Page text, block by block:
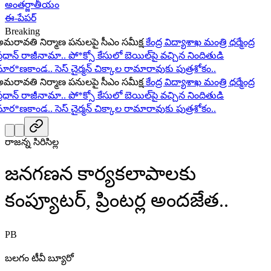
అంతర్జాతీయం
ఈ-పేపర్
Breaking
నిర్మాణ పనులపై సీఎం సమీక్ష కేంద్ర విద్యాశాఖ మంత్రి ధర్మేంద్ర
రాజీనామా.. పో*క్సో కేసులో బెయిల్‌పై వచ్చిన నిందితుడి
సెస్ చైర్మన్ చిక్కాల రామారావుకు పుత్రశోకం..
నిర్మాణ పనులపై సీఎం సమీక్ష కేంద్ర విద్యాశాఖ మంత్రి ధర్మేంద్ర
రాజీనామా.. పో*క్సో కేసులో బెయిల్‌పై వచ్చిన నిందితుడి
సెస్ చైర్మన్ చిక్కాల రామారావుకు పుత్రశోకం..
రాజన్న సిరిసిల్ల
జనగణన కార్యకలాపాలకు
కంప్యూటర్, ప్రింటర్ల అందజేత..
PB
బలగం టీవీ బ్యూరో